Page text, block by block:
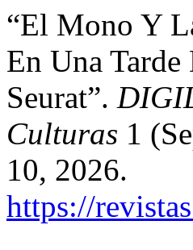
“El Mono Y
En Una
Seurat”.
Culturas 1
10, 2026.
https://